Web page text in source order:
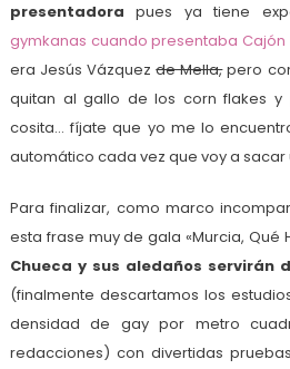
presentadora pues ya tiene
gymkanas cuando presentaba Cajón
era Jesús Vázquezde Mella,pero
quitan al gallo de los corn flakes
cosita… fíjate que yo me lo
automático cada vez que voy a sacar
Para finalizar, como marco
esta frase muy de gala «Murcia, Qué
Chueca y sus aledaños servirán
(finalmente descartamos los
densidad de gay por metro
redacciones) con divertidas